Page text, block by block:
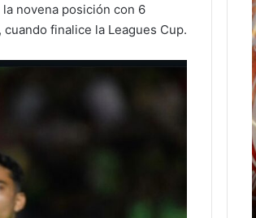
novena posición con 6
finalice la Leagues Cup.